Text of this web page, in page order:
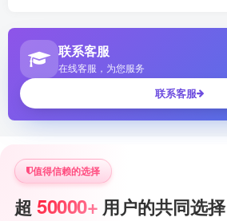
联系客服
在线客服，为您服务
联系客服
值得信赖的选择
超 50000+ 用户的共同选择